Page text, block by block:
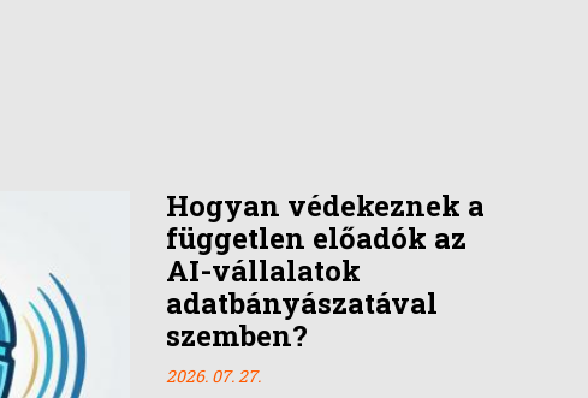
Hogyan védekeznek a
független előadók az
AI-vállalatok
adatbányászatával
szemben?
2026. 07. 27.